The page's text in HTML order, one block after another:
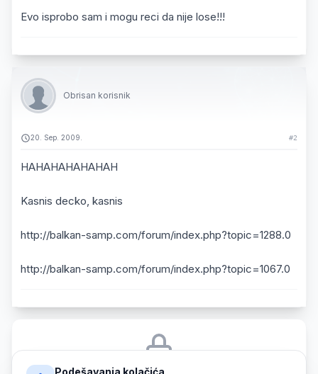
Evo isprobo sam i mogu reci da nije lose!!!
Obrisan korisnik
20. Sep. 2009. #2
HAHAHAHAHAHAH
Kasnis decko, kasnis
http://balkan-samp.com/forum/index.php?topic=1288.0
http://balkan-samp.com/forum/index.php?topic=1067.0
Podešavanja kolačića